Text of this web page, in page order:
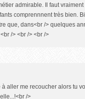
admirable. Il faut
comprennnent très bien.
que, dans<br /> quelques
/> <br /> <br />
aller me recoucher alors tu
/>